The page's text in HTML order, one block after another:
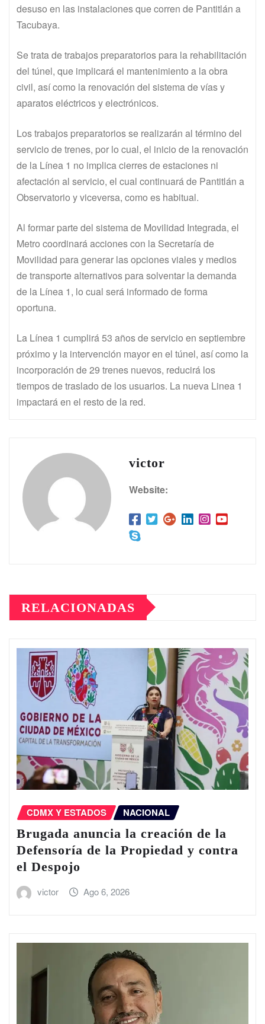
desuso en las instalaciones que corren de Pantitlán a
Tacubaya.
Se trata de trabajos preparatorios para la rehabilitación
del túnel, que implicará el mantenimiento a la obra
civil, así como la renovación del sistema de vías y
aparatos eléctricos y electrónicos.
Los trabajos preparatorios se realizarán al término del
servicio de trenes, por lo cual, el inicio de la renovación
de la Línea 1 no implica cierres de estaciones ni
afectación al servicio, el cual continuará de Pantitlán a
Observatorio y viceversa, como es habitual.
Al formar parte del sistema de Movilidad Integrada, el
Metro coordinará acciones con la Secretaría de
Movilidad para generar las opciones viales y medios
de transporte alternativos para solventar la demanda
de la Línea 1, lo cual será informado de forma
oportuna.
La Línea 1 cumplirá 53 años de servicio en septiembre
próximo y la intervención mayor en el túnel, así como la
incorporación de 29 trenes nuevos, reducirá los
tiempos de traslado de los usuarios. La nueva Linea 1
impactará en el resto de la red.
victor
Website:
RELACIONADAS
CDMX Y ESTADOS NACIONAL
Brugada anuncia la creación de la
Defensoría de la Propiedad y contra
el Despojo
victor Ago 6, 2026